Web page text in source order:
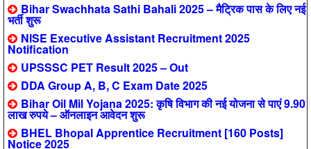
Bihar Swachhata Sathi Bahali 2025 – मैट्रिक पास के लिए नई
भर्ती शुरू
NISE Executive Assistant Recruitment 2025
Notification
UPSSSC PET Result 2025 – Out
DDA Group A, B, C Exam Date 2025
Bihar Oil Mil Yojana 2025: कृषि विभाग की नई योजना से पाएं 9.90
लाख रुपये – ऑनलाइन आवेदन शुरू
BHEL Bhopal Apprentice Recruitment [160 Posts]
Notice 2025